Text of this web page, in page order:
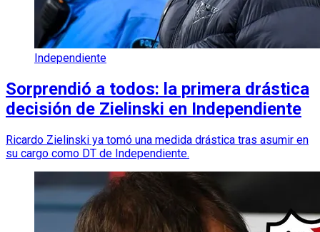
Independiente
Sorprendió a todos: la primera drástica
decisión de Zielinski en Independiente
Ricardo Zielinski ya tomó una medida drástica tras asumir en
su cargo como DT de Independiente.